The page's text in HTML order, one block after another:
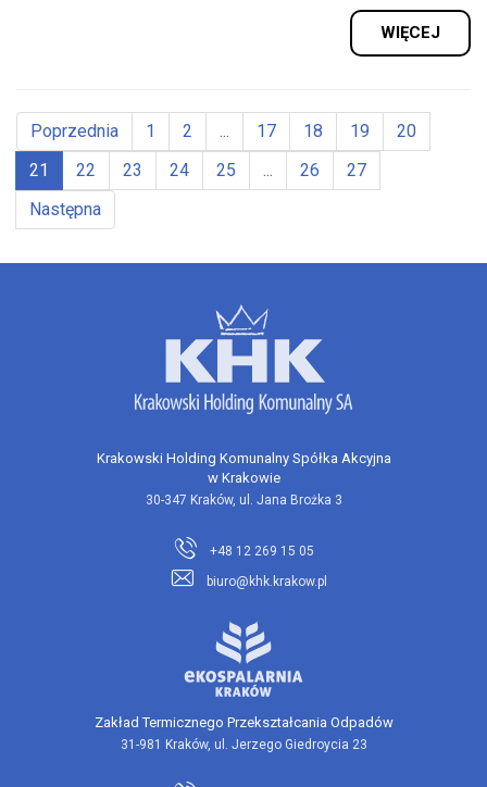
WIĘCEJ
Poprzednia 1 2 ... 17 18 19
20
21
22 23 24 25 ... 26
27
Następna
Krakowski Holding Komunalny Spółka Akcyjna
w Krakowie
30-347 Kraków, ul. Jana Brożka 3
+48 12 269 15 05
biuro@khk.krakow.pl
Zakład Termicznego Przekształcania Odpadów
31-981 Kraków, ul. Jerzego Giedroycia 23